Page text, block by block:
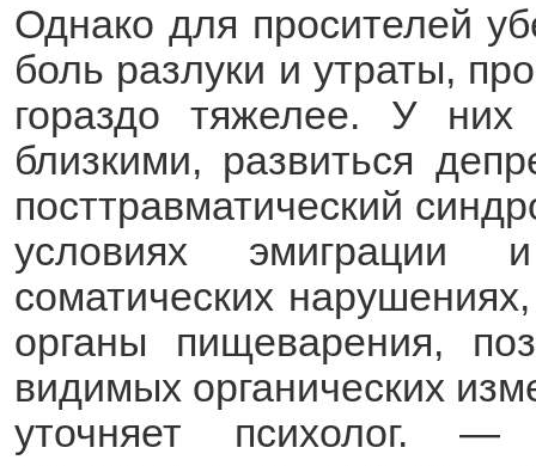
Однако для просителей
боль разлуки и утраты,
гораздо тяжелее. У них
близкими, развиться
посттравматический
условиях эмиграции
соматических
органы пищеварения,
видимых органических
уточняет психолог.